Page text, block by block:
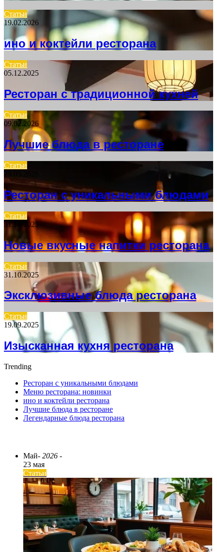
Статьи
19.02.2026
ино и коктейли ресторана
Статьи
05.12.2025
Ресторан с традиционной кухней
Статьи
09.02.2026
Лучшие блюда в ресторане
Статьи
Ресторан с уникальными блюдами
Статьи
31.10.2025
Новые вкусные напитки ресторана
Статьи
31.10.2025
Эксклюзивные блюда ресторана
Статьи
19.09.2025
Изысканная кухня ресторана
Trending
Ресторан с уникальными блюдами
Меню ресторана: новинки
ино и коктейли ресторана
Лучшие блюда в ресторане
Легендарные блюда ресторана
Май- 2026 -
23 мая
Статьи